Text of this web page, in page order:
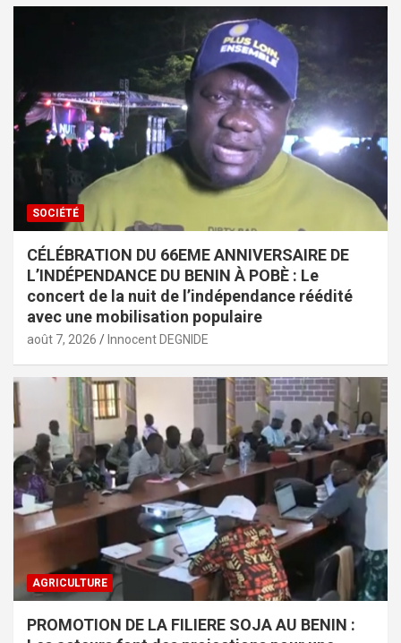
SOCIÉTÉ
CÉLÉBRATION DU 66EME ANNIVERSAIRE DE
L’INDÉPENDANCE DU BENIN À POBÈ : Le
concert de la nuit de l’indépendance réédité
avec une mobilisation populaire
août 7, 2026 Innocent DEGNIDE
AGRICULTURE
PROMOTION DE LA FILIERE SOJA AU BENIN :